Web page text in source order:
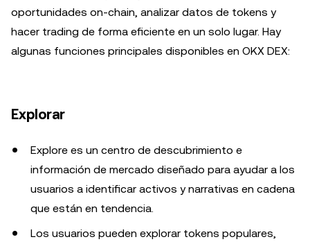
oportunidades on-chain, analizar datos de tokens y
hacer trading de forma eficiente en un solo lugar. Hay
algunas funciones principales disponibles en OKX DEX:
Explorar
Explore es un centro de descubrimiento e
información de mercado diseñado para ayudar a los
usuarios a identificar activos y narrativas en cadena
que están en tendencia.
Los usuarios pueden explorar tokens populares,